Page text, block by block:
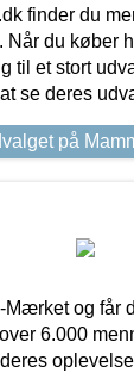
finder du
Når du køber
til et stort
se deres
på
Mærket og får
6.000